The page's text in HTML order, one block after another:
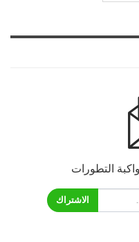
التطورات
الاشتراك